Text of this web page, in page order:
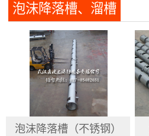
泡沫降落槽、溜槽
泡沫降落槽（不锈钢）